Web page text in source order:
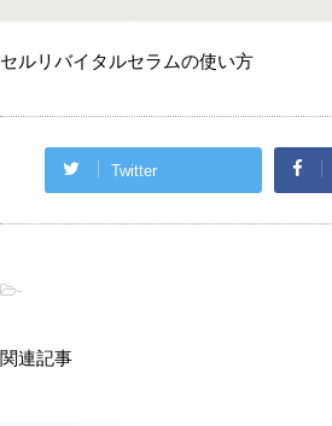
セルリバイタルセラムの使い方
Twitter
-
関連記事